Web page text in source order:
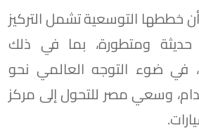
خططها التوسعية تشمل التركيز
حديثة ومتطورة، بما في ذلك
في ضوء التوجه العالمي نحو
وسعي مصر للتحول إلى مركز